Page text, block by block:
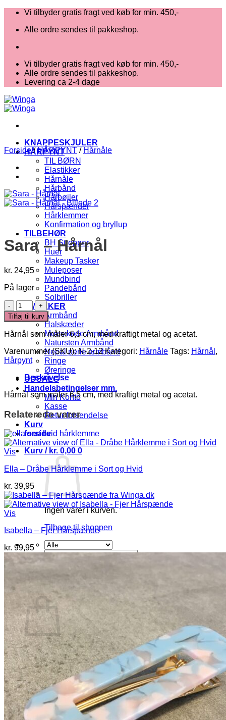
Fortsæt
indhold
Vi tilbyder gratis fragt ved køb for min. 450,-
Alle ordre sendes til pakkeshop.
Vi tilbyder gratis fragt ved køb for min. 450,-
Alle ordre sendes til pakkeshop.
Levering ca 2-4 dage
KNAPPESKJULER
HÅRPYNT
TIL BØRN
Elastikker
Hårnåle
Hårbånd
Hårbøjler
Hårspænder
Hårklemmer
Konfirmation og bryllup
TILBEHØR
BH Stropper
Huer
Makeup Tasker
Muleposer
Mundbind
Pandebånd
Solbriller
SMYKKER
Armbånd
Halskæder
Morsekode Armbånd
Natursten Armbånd
Nepal perle armbånd
Ringe
Øreringe
UDSALG
Handelsbetingelser mm.
Min Konto
Kasse
Retur forsendelse
Kurv
forside
Kurv / kr. 0,00 0
Ingen varer i kurven.
Tilbage til shoppen
Søg
0
Ingen varer i kurven.
Tilbage til shoppen
✨ Sikker betaling med MobilePay & kort
✨ Hurtig hjemmelevering (2–4 hverdage)
Forside / HÅRPYNT / Hårnåle
Sara – Hårnål
kr. 24,95
På lager
Sara
-
Hårnål
antal
Tilføj til kurv
Hårnål som måler 6,5 cm, med kraftigt metal og acetat.
Varenummer (SKU):N-2-12 Kategori: Hårnåle Tags: Hårnål ,
Hårpynt
Beskrivelse
Hårnål som måler 6,5 cm, med kraftigt metal og acetat.
Relaterede varer
Vis
Ella – Dråbe Hårklemme i Sort og Hvid
kr. 39,95
Vis
Isabella – Fjer Hårspænde
kr. 99,95